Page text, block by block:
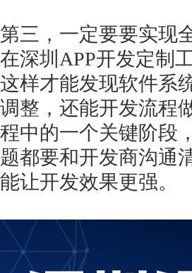
第三，一定要要实现
在深圳 APP开发定制
这样才能发现软件系
调整，还能开发流程
程中的一个关键阶段
题都要和开发商沟通
能让开发效果更强。